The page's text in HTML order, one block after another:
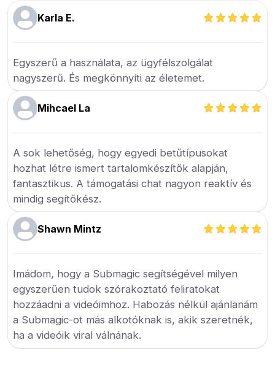
Karla E.
Egyszerű a használata, az ügyfélszolgálat
nagyszerű. És megkönnyíti az életemet.
Mihcael La
A sok lehetőség, hogy egyedi betűtípusokat
hozhat létre ismert tartalomkészítők alapján,
fantasztikus. A támogatási chat nagyon reaktív és
mindig segítőkész.
Shawn Mintz
Imádom, hogy a Submagic segítségével milyen
egyszerűen tudok szórakoztató feliratokat
hozzáadni a videóimhoz. Habozás nélkül ajánlanám
a Submagic-ot más alkotóknak is, akik szeretnék,
ha a videóik viral válnának.